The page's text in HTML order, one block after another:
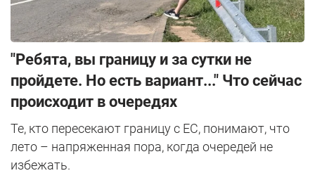
"Ребята, вы границу и за сутки не
пройдете. Но есть вариант..." Что сейчас
происходит в очередях
Те, кто пересекают границу с ЕС, понимают, что
лето – напряженная пора, когда очередей не
избежать.